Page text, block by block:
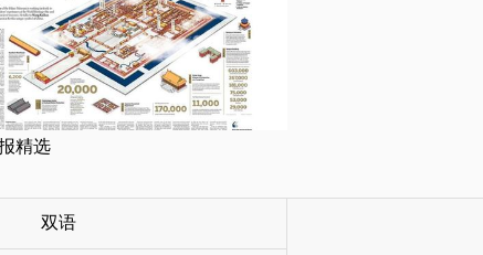
精选
双语